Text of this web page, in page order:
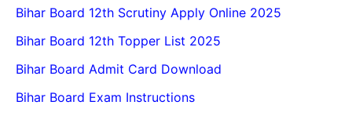
Bihar Board 12th Scrutiny Apply Online 2025
Bihar Board 12th Topper List 2025
Bihar Board Admit Card Download
Bihar Board Exam Instructions